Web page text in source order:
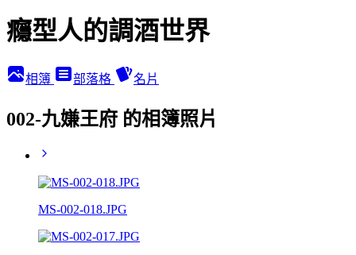
癮型人的調酒世界
相簿 部落格 名片
002-九嫌王府 的相簿照片
MS-002-018.JPG